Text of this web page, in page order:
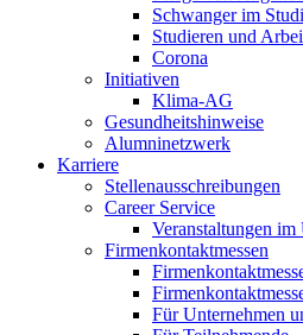
Schwanger im
Studieren und
Corona
Initiativen
Klima-AG
Gesundheitshinweise
Alumninetzwerk
Karriere
Stellenausschreibungen
Career Service
Veranstaltungen
Firmenkontaktmessen
Für Unternehmen